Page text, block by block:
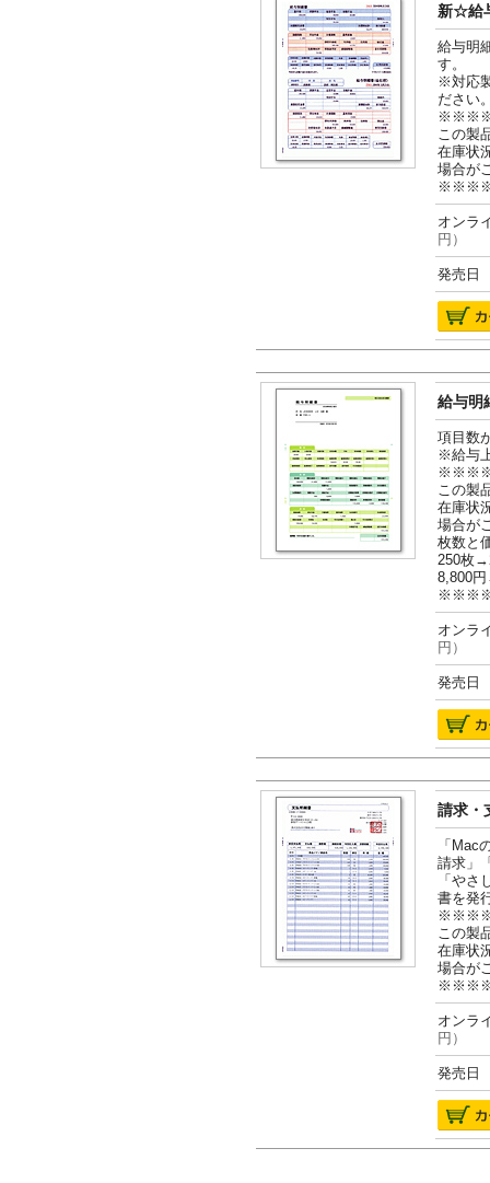
新☆給
給与明
す。
※対応
ださい
この製
在庫状
場合が
オン
円）
発売日
給与明
項目数
※給与
この製
在庫状
場合が
枚数と
250枚
8,800
オン
円）
発売日
請求・
「Mac
請求」
「や
書を発
この製
在庫状
場合が
オン
円）
発売日